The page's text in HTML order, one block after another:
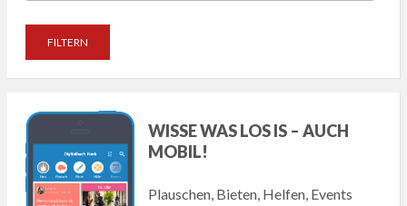
WISSE WAS LOS IS – AUCH
MOBIL!
Plauschen, Bieten, Helfen, Events